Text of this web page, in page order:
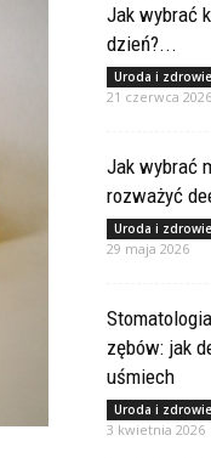
Jak wybrać
dzień?...
Uroda i zdrowie
21 czerwca 2026
Jak wybrać
rozważyć
Uroda i zdrowie
29 maja 2026
zębów: jak
uśmiech
Uroda i zdrowie
3 kwietnia 2026